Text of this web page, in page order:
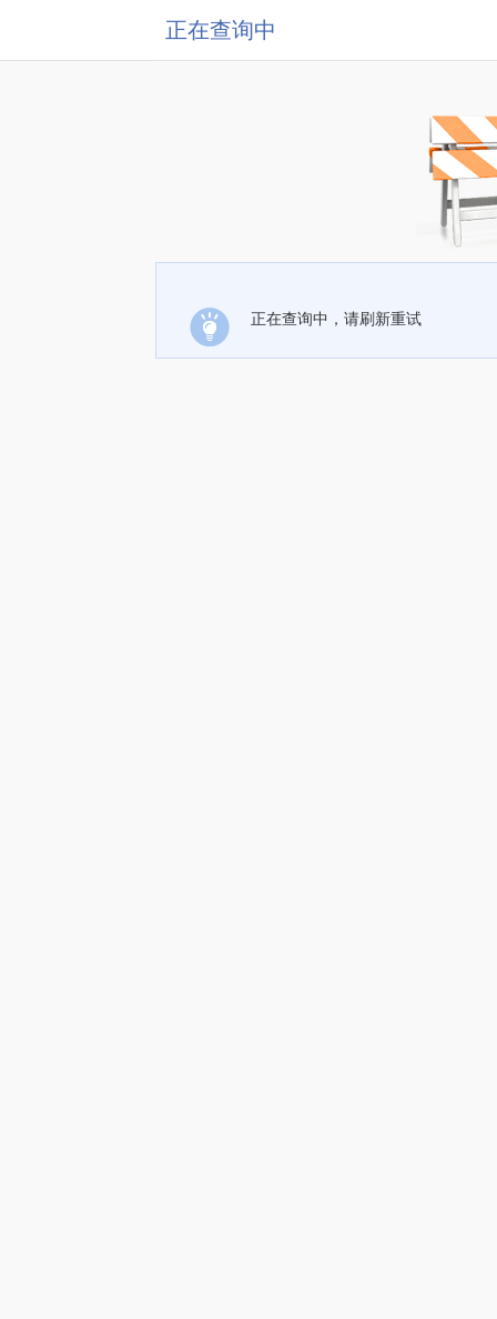
正在查询中
正在查询中，请刷新重试